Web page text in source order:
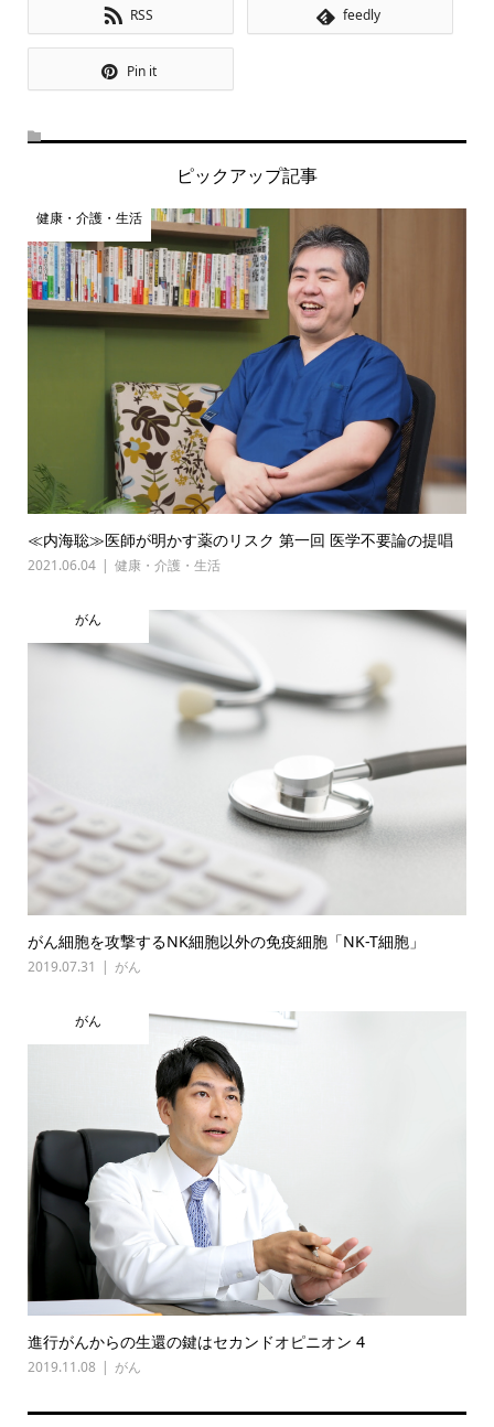
RSS feedly
Pin it
ピックアップ記事
健康・介護・生活
≪内海聡≫医師が明かす薬のリスク 第一回 医学不要論の提唱
2021.06.04 健康・介護・生活
がん
がん細胞を攻撃するNK細胞以外の免疫細胞「NK-T細胞」
2019.07.31 がん
がん
進行がんからの生還の鍵はセカンドオピニオン 4
2019.11.08 がん